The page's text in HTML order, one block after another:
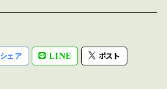
シェア LINE ポスト